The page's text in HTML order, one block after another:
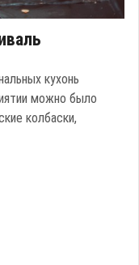
кухонь
можно было
колбаски,